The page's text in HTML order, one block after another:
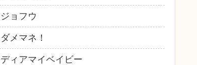
ジョフウ
ダメマネ！
ディアマイベイビー